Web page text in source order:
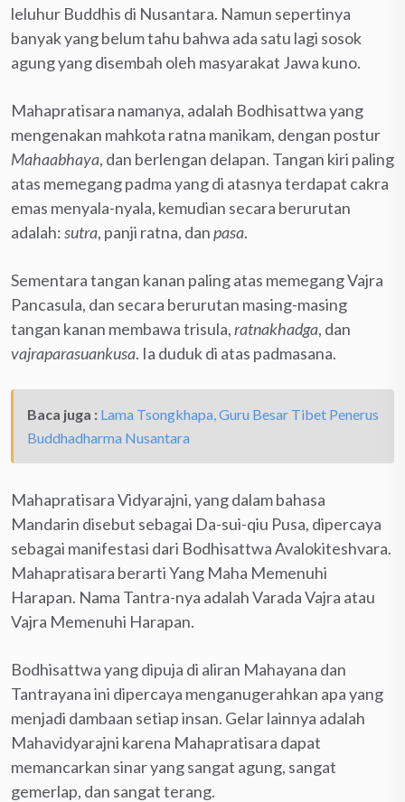
leluhur Buddhis di Nusantara. Namun sepertinya
banyak yang belum tahu bahwa ada satu lagi sosok
agung yang disembah oleh masyarakat Jawa kuno.
Mahapratisara namanya, adalah Bodhisattwa yang
mengenakan mahkota ratna manikam, dengan postur
Mahaabhaya, dan berlengan delapan. Tangan kiri paling
atas memegang padma yang di atasnya terdapat cakra
emas menyala-nyala, kemudian secara berurutan
adalah:sutra, panji ratna, danpasa.
Sementara tangan kanan paling atas memegang Vajra
Pancasula, dan secara berurutan masing-masing
tangan kanan membawa trisula,ratnakhadga, dan
vajraparasuankusa. Ia duduk di atas padmasana.
Baca juga : Lama Tsongkhapa, Guru Besar Tibet Penerus
Buddhadharma Nusantara
Mahapratisara Vidyarajni, yang dalam bahasa
Mandarin disebut sebagai Da-sui-qiu Pusa, dipercaya
sebagai manifestasi dari Bodhisattwa Avalokiteshvara.
Mahapratisara berarti Yang Maha Memenuhi
Harapan. Nama Tantra-nya adalah Varada Vajra atau
Vajra Memenuhi Harapan.
Bodhisattwa yang dipuja di aliran Mahayana dan
Tantrayana ini dipercaya menganugerahkan apa yang
menjadi dambaan setiap insan. Gelar lainnya adalah
Mahavidyarajni karena Mahapratisara dapat
memancarkan sinar yang sangat agung, sangat
gemerlap, dan sangat terang.